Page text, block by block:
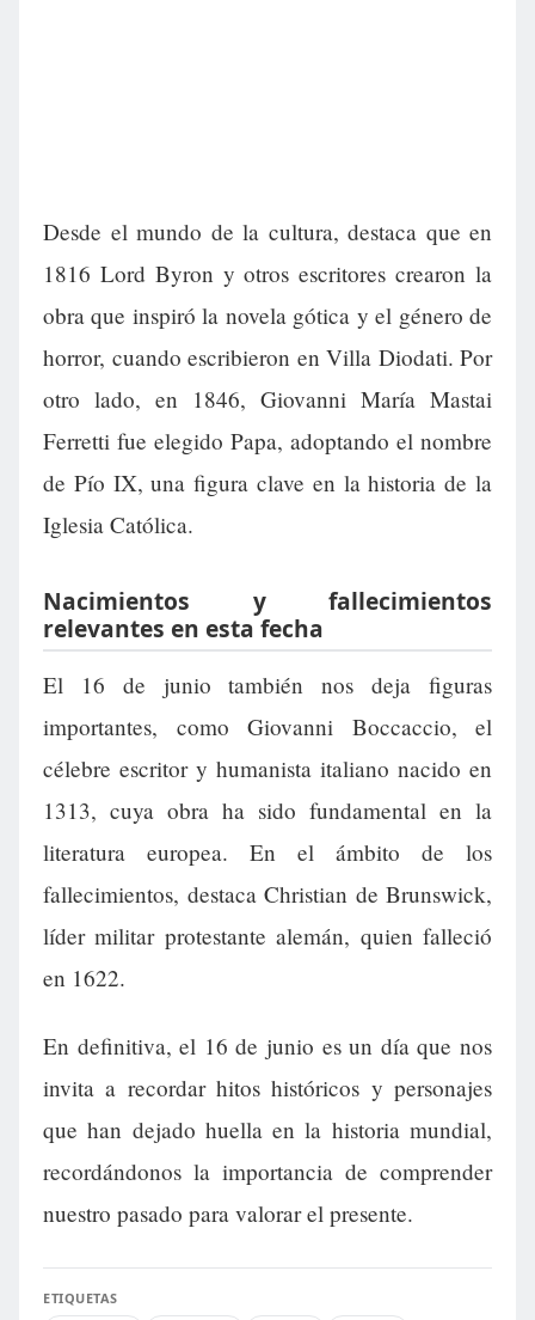
Desde el mundo de la cultura, destaca que en
1816 Lord Byron y otros escritores crearon la
obra que inspiró la novela gótica y el género de
horror, cuando escribieron en Villa Diodati. Por
otro lado, en 1846, Giovanni María Mastai
Ferretti fue elegido Papa, adoptando el nombre
de Pío IX, una figura clave en la historia de la
Iglesia Católica.
Nacimientos y fallecimientos
relevantes en esta fecha
El 16 de junio también nos deja figuras
importantes, como Giovanni Boccaccio, el
célebre escritor y humanista italiano nacido en
1313, cuya obra ha sido fundamental en la
literatura europea. En el ámbito de los
fallecimientos, destaca Christian de Brunswick,
líder militar protestante alemán, quien falleció
en 1622.
En definitiva, el 16 de junio es un día que nos
invita a recordar hitos históricos y personajes
que han dejado huella en la historia mundial,
recordándonos la importancia de comprender
nuestro pasado para valorar el presente.
ETIQUETAS